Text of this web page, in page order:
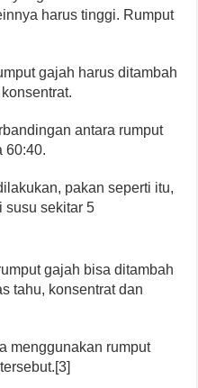
harus tinggi. Rumput
gajah harus ditambah
antara rumput
60:40.
pakan seperti itu,
susu sekitar 5
gajah bisa ditambah
tahu, konsentrat dan
menggunakan rumput